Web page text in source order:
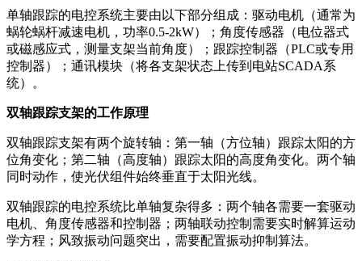
单轴跟踪的电控系统主要由以下部分组成：驱动电机（通常为
蜗轮蜗杆减速电机，功率0.5-2kW）；角度传感器（电位器式
或磁感应式，测量支架当前角度）；跟踪控制器（PLC或专用
控制器）；通讯模块（将各支架状态上传到电站SCADA系
统）。
双轴跟踪支架的工作原理
双轴跟踪支架有两个旋转轴：第一轴（方位轴）跟踪太阳的方
位角变化；第二轴（高度轴）跟踪太阳的高度角变化。两个轴
同时动作，使光伏组件始终垂直于太阳光线。
双轴跟踪的电控系统比单轴复杂得多：两个轴各需要一套驱动
电机、角度传感器和控制器；两轴联动控制需要实时解算运动
学方程；风致振动问题突出，需要配置振动抑制算法。